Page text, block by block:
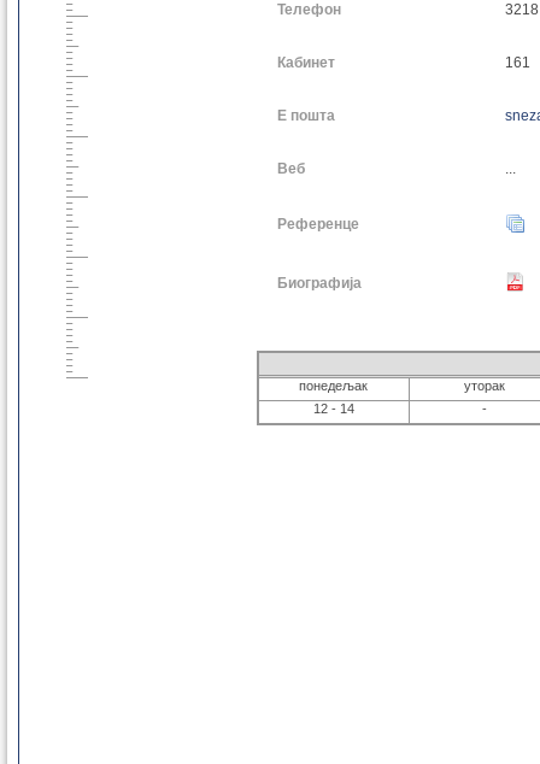
Телефон
Кабинет 161
Е пошта
Веб ...
Референце
Биографија
понедељак
уторак
12 - 14
-